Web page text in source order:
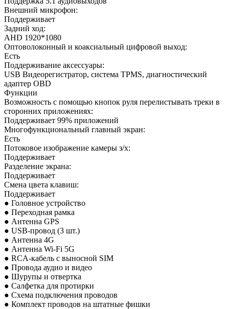
Внешний микрофон:
Поддерживает
Задний ход:
AHD 1920*1080
Оптоволоконный и коаксиальный цифровой выход:
Есть
Поддерживание аксессуары:
USB Видеорегистратор, система TPMS, диагностический
адаптер OBD
Функции
Возможность с помощью кнопок руля перелистывать треки в
сторонних приложениях:
Поддерживает 99% приложений
Многофункциональный главный экран:
Есть
Потоковое изображение камеры з/х:
Поддерживает
Разделение экрана:
Поддерживает
Смена цвета клавиш:
Поддерживает
● Головное устройство
● Переходная рамка
● Антенна GPS
● USB-провод (3 шт.)
● Антенна 4G
● Антенна Wi-Fi 5G
● RCA-кабель с выносной SIM
● Провода аудио и видео
● Шурупы и отвертка
● Салфетка для протирки
● Схема подключения проводов
● Комплект проводов на штатные фишки